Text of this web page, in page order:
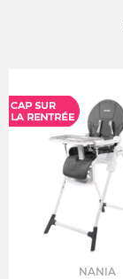
NANIA